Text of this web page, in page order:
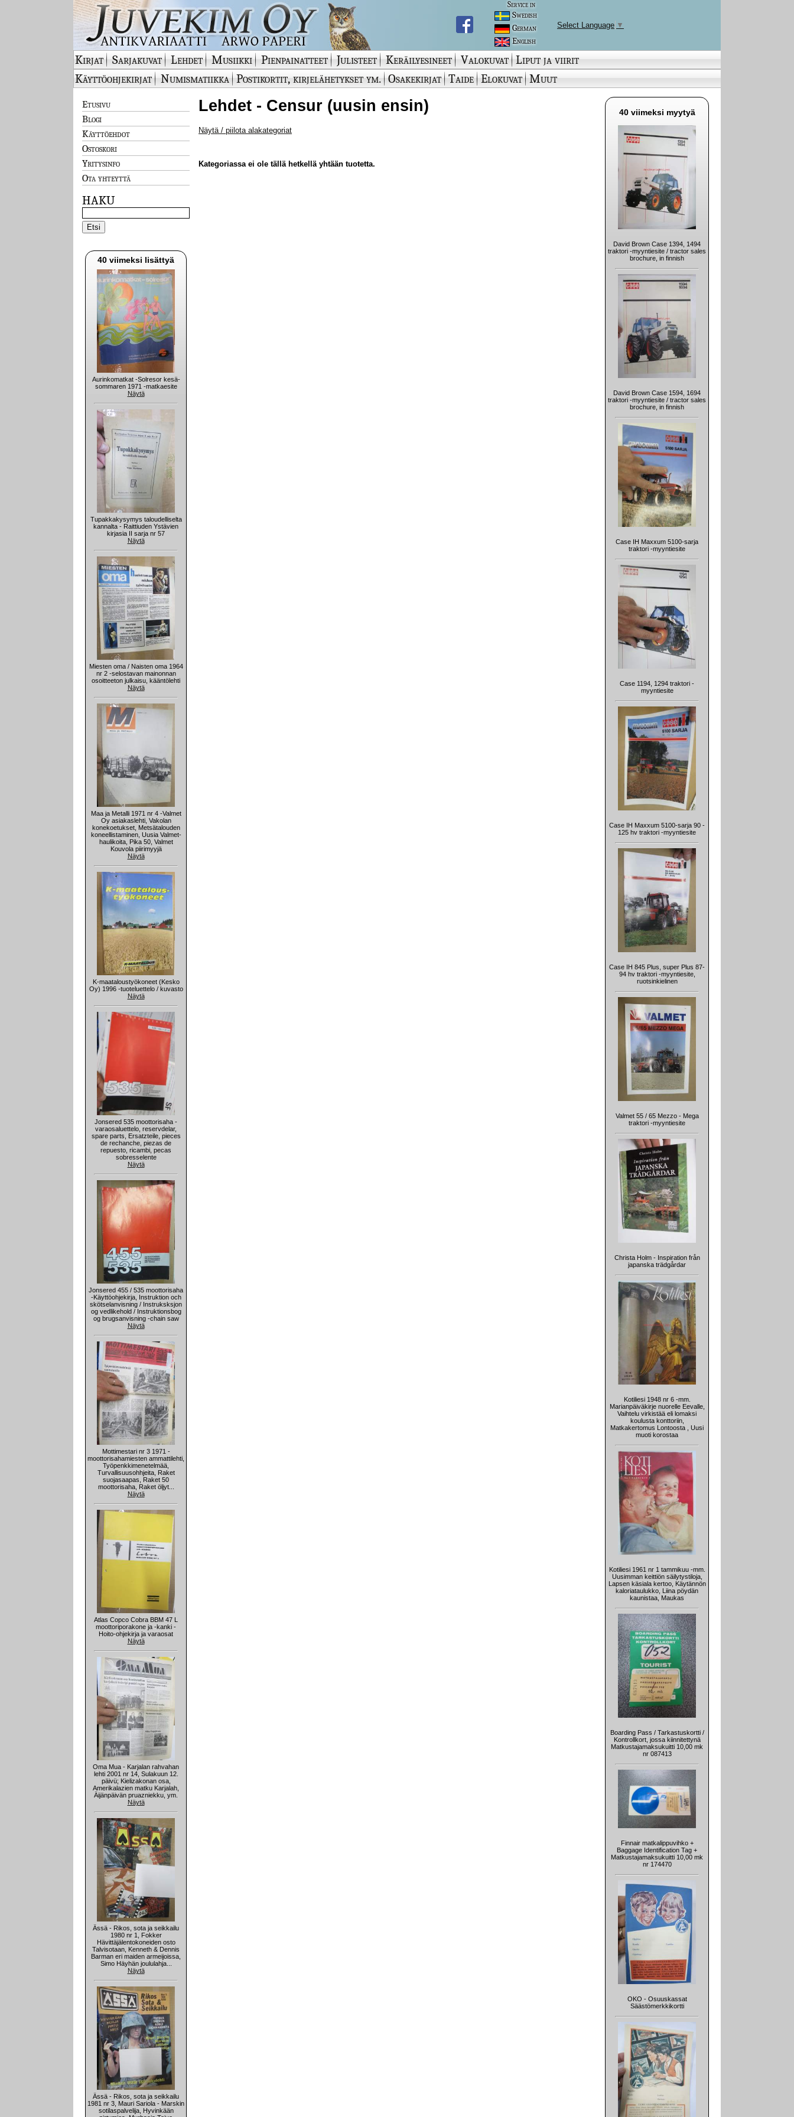
Service in
Swedish
German
English
Select Language ▼
Kirjat Sarjakuvat Lehdet Musiikki Pienpainatteet Julisteet Keräilyesineet Valokuvat Liput ja viirit
Käyttöohjekirjat
Numismatiikka Postikortit, kirjelähetykset ym. Osakekirjat Taide Elokuvat Muut
Etusivu
Blogi
Käyttöehdot
Ostoskori
Yritysinfo
Ota yhteyttä
HAKU
40 viimeksi lisättyä
Aurinkomatkat -Solresor kesä-
sommaren 1971 -matkaesite
Näytä
Tupakkakysymys taloudelliselta
kannalta - Raittiuden Ystävien
kirjasia II sarja nr 57
Näytä
Miesten oma / Naisten oma 1964
nr 2 -selostavan mainonnan
osoitteeton julkaisu, kääntölehti
Näytä
Maa ja Metalli 1971 nr 4 -Valmet
Oy asiakaslehti, Vakolan
konekoetukset, Metsätalouden
koneellistaminen, Uusia Valmet-
haulikoita, Pika 50, Valmet
Kouvola piirimyyjä
Näytä
K-maataloustyökoneet (Kesko
Oy) 1996 -tuoteluettelo / kuvasto
Näytä
Jonsered 535 moottorisaha -
varaosaluettelo, reservdelar,
spare parts, Ersatzteile, pieces
de rechanche, piezas de
repuesto, ricambi, pecas
sobresselente
Näytä
Jonsered 455 / 535 moottorisaha
-Käyttöohjekirja, Instruktion och
skötselanvisning / Instruksksjon
og vedlikehold / Instruktionsbog
og brugsanvisning -chain saw
Näytä
Mottimestari nr 3 1971 -
moottorisahamiesten ammattilehti,
Työpenkkimenetelmää,
Turvallisuusohhjeita, Raket
suojasaapas, Raket 50
moottorisaha, Raket öljyt...
Näytä
Atlas Copco Cobra BBM 47 L
moottoriporakone ja -kanki -
Hoito-ohjekirja ja varaosat
Näytä
Oma Mua - Karjalan rahvahan
lehti 2001 nr 14, Sulakuun 12.
päivü; Kielizakonan osa,
Amerikalazien matku Karjalah,
Äijänpäivän pruazniekku, ym.
Näytä
Ässä - Rikos, sota ja seikkailu
1980 nr 1, Fokker
Hävittäjälentokoneiden osto
Talvisotaan, Kenneth & Dennis
Barman eri maiden armeijoissa,
Simo Häyhän joululahja...
Näytä
Ässä - Rikos, sota ja seikkailu
1981 nr 3, Mauri Sariola - Marskin
sotilaspalvelija, Hyvinkään
Lehdet - Censur (uusin ensin)
Näytä / piilota alakategoriat
Kategoriassa ei ole tällä hetkellä yhtään tuotetta.
40 viimeksi myytyä
David Brown Case 1394, 1494
traktori -myyntiesite / tractor sales
brochure, in finnish
David Brown Case 1594, 1694
traktori -myyntiesite / tractor sales
brochure, in finnish
Case IH Maxxum 5100-sarja
traktori -myyntiesite
Case 1194, 1294 traktori -
myyntiesite
Case IH Maxxum 5100-sarja 90 -
125 hv traktori -myyntiesite
Case IH 845 Plus, super Plus 87-
94 hv traktori -myyntiesite,
ruotsinkielinen
Valmet 55 / 65 Mezzo - Mega
traktori -myyntiesite
Christa Holm - Inspiration från
japanska trädgårdar
Kotiliesi 1948 nr 6 -mm.
Marianpäiväkirje nuorelle Eevalle,
Vaihtelu virkistää eli lomaksi
koulusta konttoriin,
Matkakertomus Lontoosta , Uusi
muoti korostaa
Kotiliesi 1961 nr 1 tammikuu -mm.
Uusimman keittiön säilytystiloja,
Lapsen käsiala kertoo, Käytännön
kaloriataulukko, Liina pöydän
kaunistaa, Maukas
Boarding Pass / Tarkastuskortti /
Kontrollkort, jossa kiinnitettynä
Matkustajamaksukuitti 10,00 mk
nr 087413
Finnair matkalippuvihko +
Baggage Identification Tag +
Matkustajamaksukuitti 10,00 mk
nr 174470
OKO - Osuuskassat
Säästömerkkikortti